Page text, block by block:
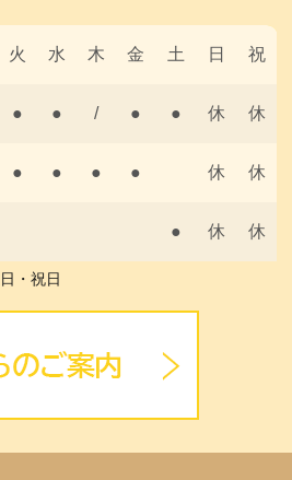
火 水 木 金 土 日 祝
● ● / ● ● 休 休
● ● ● ● 休 休
● 休 休
・祝日